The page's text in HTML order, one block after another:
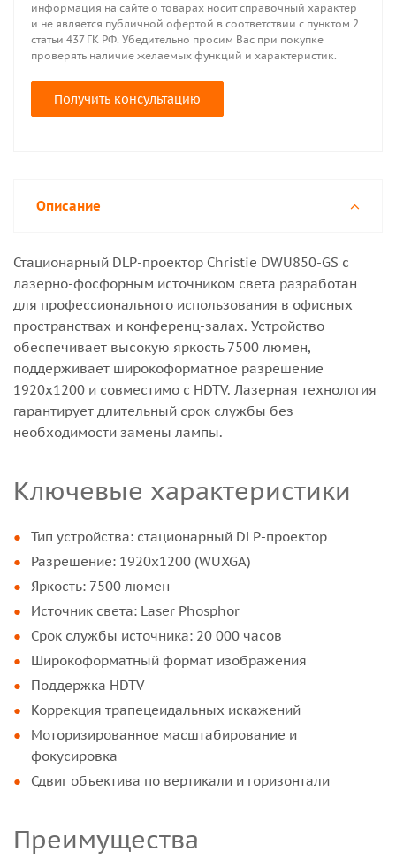
информация на сайте о товарах носит справочный характер
и не является публичной офертой в соответствии с пунктом 2
статьи 437 ГК РФ. Убедительно просим Вас при покупке
проверять наличие желаемых функций и характеристик.
Получить консультацию
Описание
Стационарный DLP-проектор Christie DWU850-GS с
лазерно-фосфорным источником света разработан
для профессионального использования в офисных
пространствах и конференц-залах. Устройство
обеспечивает высокую яркость 7500 люмен,
поддерживает широкоформатное разрешение
1920x1200 и совместимо с HDTV. Лазерная технология
гарантирует длительный срок службы без
необходимости замены лампы.
Ключевые характеристики
Тип устройства: стационарный DLP-проектор
Разрешение: 1920x1200 (WUXGA)
Яркость: 7500 люмен
Источник света: Laser Phosphor
Срок службы источника: 20 000 часов
Широкоформатный формат изображения
Поддержка HDTV
Коррекция трапецеидальных искажений
Моторизированное масштабирование и
фокусировка
Сдвиг объектива по вертикали и горизонтали
Преимущества